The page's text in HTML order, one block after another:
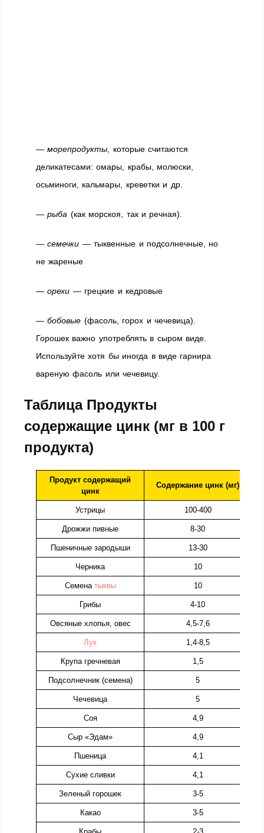
—морепродукты , которые считаются
деликатесами: омары, крабы, молюски,
осьминоги, кальмары, креветки и др.
—рыба (как морскоя, так и речная).
—семечки — тыквенные и подсолнечные, но
не жареные
—орехи — грецкие и кедровые
—бобовые (фасоль, горох и чечевица).
Горошек важно употреблять в сыром виде.
Используйте хотя бы иногда в виде гарнира
вареную фасоль или чечевицу.
Таблица Продукты
содержащие цинк (мг в 100 г
продукта)
Продукт содержащий
цинк
Содержание цинк (мг)
Устрицы 100-400
Дрожжи пивные 8-30
Пшеничные зародыши 13-30
Черника 10
Семена тыквы 10
Грибы 4-10
Овсяные хлопья, овес 4,5-7,6
Лук 1,4-8,5
Крупа гречневая 1,5
Подсолнечник (семена) 5
Чечевица 5
Соя 4,9
Сыр «Эдам» 4,9
Пшеница 4,1
Сухие сливки 4,1
Зеленый горошек 3-5
Какао 3-5